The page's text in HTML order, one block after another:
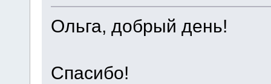
Ольга, добрый день!
Спасибо!